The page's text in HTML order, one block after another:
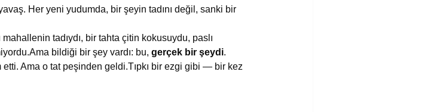
Her yeni yudumda, bir şeyin tadını değil, sanki bir
tadıydı, bir tahta çitin kokusuydu, paslı
bildiği bir şey vardı: bu, gerçek bir şeydi.
Ama o tat peşinden geldi.Tıpkı bir ezgi gibi — bir kez